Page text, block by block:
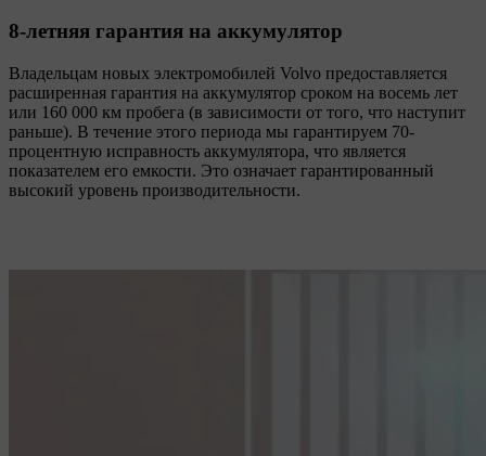
8-летняя гарантия на аккумулятор
Владельцам новых электромобилей Volvo предоставляется
расширенная гарантия на аккумулятор сроком на восемь лет
или 160 000 км пробега (в зависимости от того, что наступит
раньше). В течение этого периода мы гарантируем 70-
процентную исправность аккумулятора, что является
показателем его емкости. Это означает гарантированный
высокий уровень производительности.